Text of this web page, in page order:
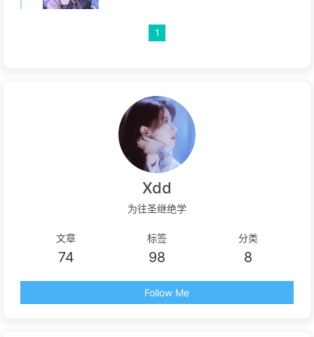
1
Xdd
为往圣继绝学
文章
74
标签
98
分类
8
Follow Me